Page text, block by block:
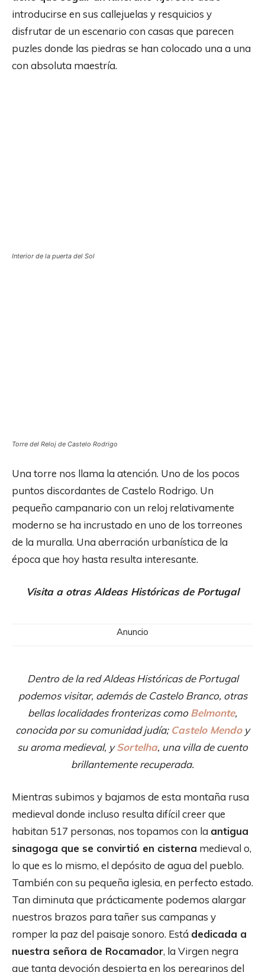
introducirse en sus callejuelas y resquicios y
disfrutar de un escenario con casas que parecen
puzles donde las piedras se han colocado una a una
con absoluta maestría.
Interior de la puerta del Sol
Torre del Reloj de Castelo Rodrigo
Una torre nos llama la atención. Uno de los pocos
puntos discordantes de Castelo Rodrigo. Un
pequeño campanario con un reloj relativamente
moderno se ha incrustado en uno de los torreones
de la muralla. Una aberración urbanística de la
época que hoy hasta resulta interesante.
Visita a otras Aldeas Históricas de Portugal
Anuncio
Dentro de la red Aldeas Históricas de Portugal
podemos visitar, además de Castelo Branco, otras
bellas localidades fronterizas comoBelmonte,
conocida por su comunidad judía; Castelo Mendoy
su aroma medieval, ySortelha, una villa de cuento
brillantemente recuperada.
Mientras subimos y bajamos de esta montaña rusa
medieval donde incluso resulta difícil creer que
habitan 517 personas, nos topamos con la antigua
sinagoga que se convirtió en cisterna medieval o,
lo que es lo mismo, el depósito de agua del pueblo.
También con su pequeña iglesia, en perfecto estado.
Tan diminuta que prácticamente podemos alargar
nuestros brazos para tañer sus campanas y
romper la paz del paisaje sonoro. Está dedicada a
nuestra señora de Rocamador, la Virgen negra
que tanta devoción despierta en los peregrinos del